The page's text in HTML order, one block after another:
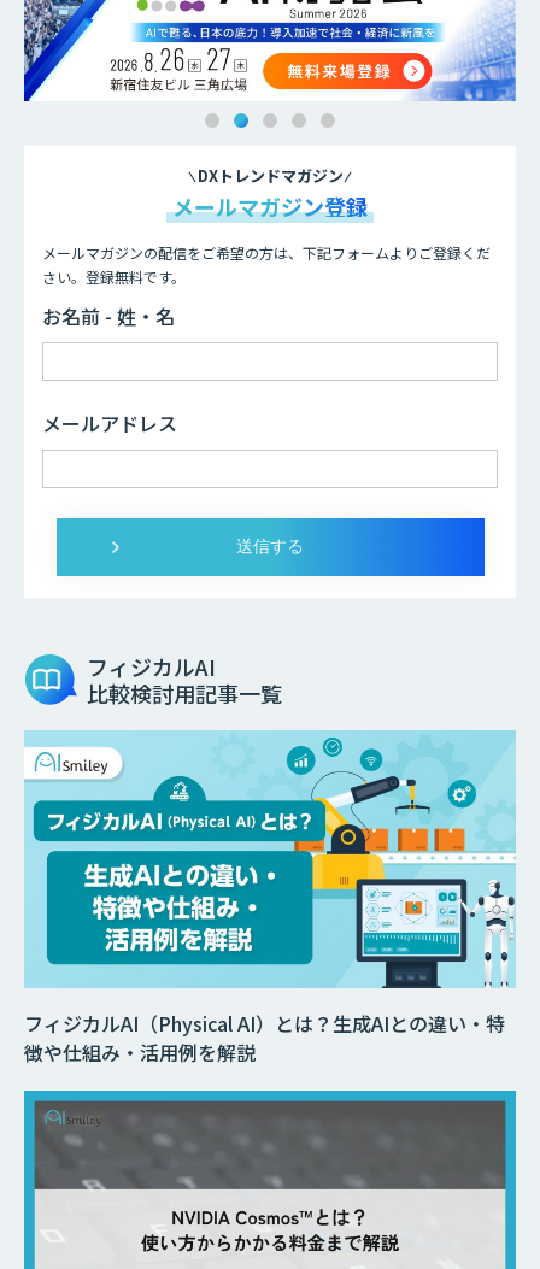
DXトレンドマガジン
メールマガジン登録
メールマガジンの配信をご希望の方は、下記フォームよりご登録くだ
さい。登録無料です。
お名前 - 姓・名
メールアドレス
フィジカルAI
比較検討用記事一覧
フィジカルAI（Physical AI）とは？生成AIとの違い・特
徴や仕組み・活用例を解説